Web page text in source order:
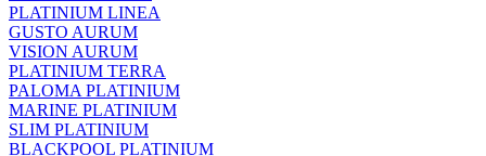
PLATINIUM LINEA
GUSTO AURUM
VISION AURUM
PLATINIUM TERRA
PALOMA PLATINIUM
MARINE PLATINIUM
SLIM PLATINIUM
BLACKPOOL PLATINIUM